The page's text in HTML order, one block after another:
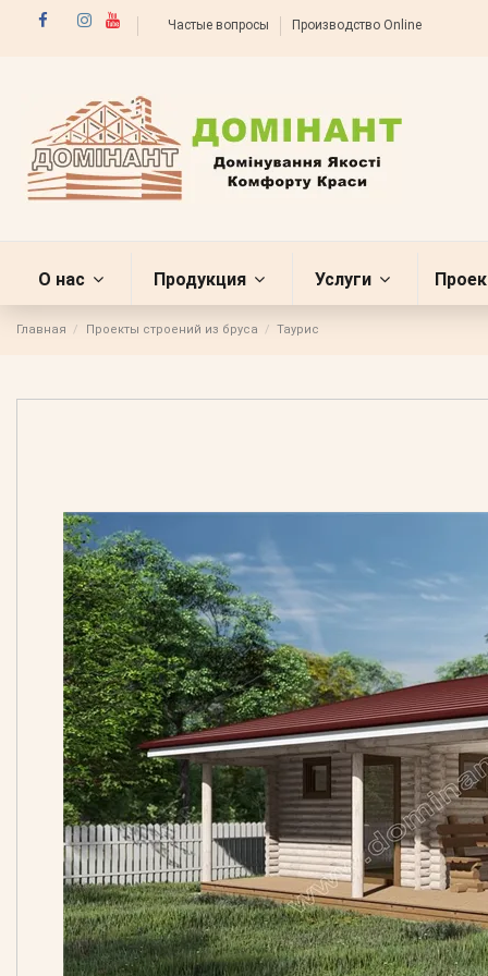
Частые вопросы Производство Online
О нас Продукция Услуги
Главная Проекты строений из бруса Таурис